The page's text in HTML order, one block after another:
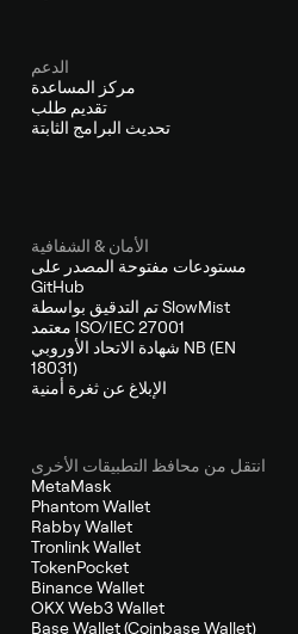
الدعم
مركز المساعدة
تقديم طلب
تحديث البرامج الثابتة
الأمان & الشفافية
مستودعات مفتوحة المصدر على
GitHub
تم التدقيق بواسطة SlowMist
معتمد ISO/IEC 27001
شهادة الاتحاد الأوروبي NB (EN
18031)
الإبلاغ عن ثغرة أمنية
انتقل من محافظ التطبيقات الأخرى
MetaMask
Phantom Wallet
Rabby Wallet
Tronlink Wallet
TokenPocket
Binance Wallet
OKX Web3 Wallet
Base Wallet (Coinbase Wallet)